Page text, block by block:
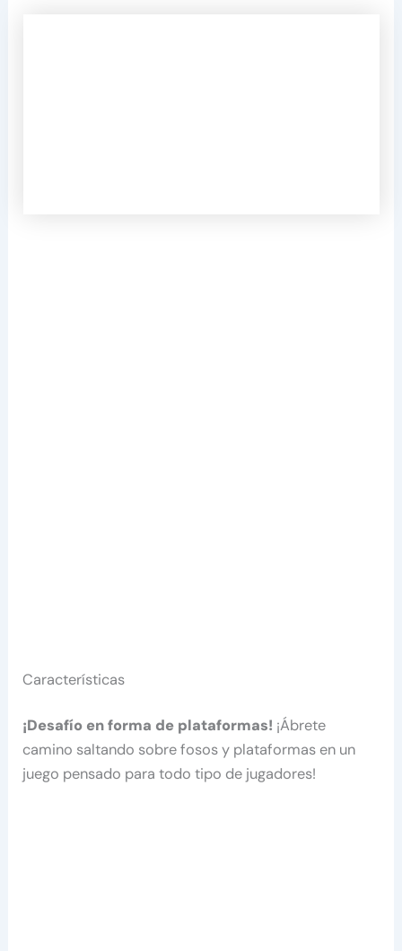
Características
¡Desafío en forma de plataformas! ¡Ábrete
camino saltando sobre fosos y plataformas en un
juego pensado para todo tipo de jugadores!